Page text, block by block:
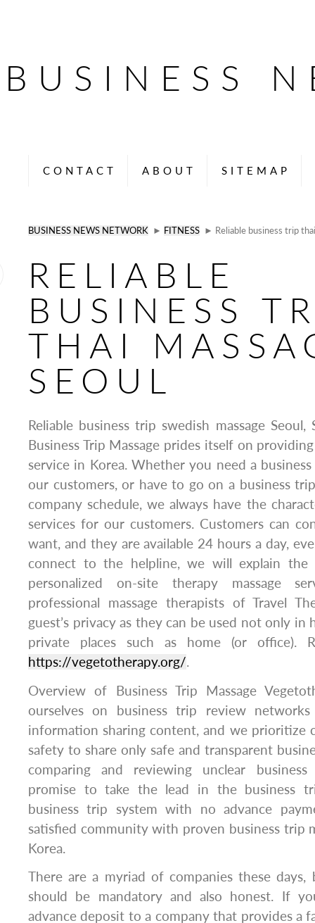
BUSINESS
CONTACT ABOUT SITEMAP
BUSINESS NEWS NETWORK ► FITNESS ► Reliable business trip
RELIABLE
BUSINESS
THAI
SEOUL
Reliable business trip swedish massage Seoul,
Business Trip Massage prides itself on
service in Korea. Whether you need a
our customers, or have to go on a business
company schedule, we always have the
services for our customers. Customers can
want, and they are available 24 hours a day,
connect to the helpline, we will explain the
personalized on-site therapy massage
professional massage therapists of Travel
guest’s privacy as they can be used not only in
private places such as home (or office).
https://vegetotherapy.org/.
Overview of Business Trip Massage
ourselves on business trip review
information sharing content, and we prioritize
safety to share only safe and transparent
comparing and reviewing unclear
promise to take the lead in the business
business trip system with no advance
satisfied community with proven business trip
Korea.
There are a myriad of companies these
should be mandatory and also honest. If
advance deposit to a company that provides a